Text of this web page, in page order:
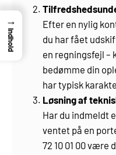
Efter en nylig
du har fået
en regningsfejl –
bedømme din
har typisk
Løsning af
Har du indmeldt
ventet på en
72 10 01 00 være
→
Indhold